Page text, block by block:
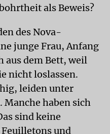
als Beweis?
des Nova-
junge Frau, Anfang
aus dem Bett, weil
nicht loslassen.
leiden unter
Manche haben sich
sind keine
und